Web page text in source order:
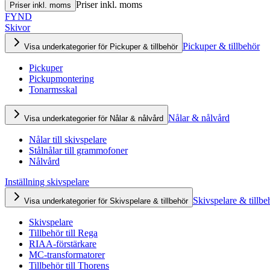
Priser inkl. moms Priser inkl. moms
FYND
Skivor
Visa underkategorier för Pickuper & tillbehör Pickuper & tillbehör
Pickuper
Pickupmontering
Tonarmsskal
Visa underkategorier för Nålar & nålvård Nålar & nålvård
Nålar till skivspelare
Stålnålar till grammofoner
Nålvård
Inställning skivspelare
Visa underkategorier för Skivspelare & tillbehör Skivspelare &
Skivspelare
Tillbehör till Rega
RIAA-förstärkare
MC-transformatorer
Tillbehör till Thorens